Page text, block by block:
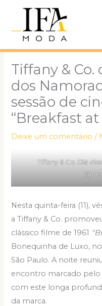
conteúdo
Tiffany & Co.
dos
sessão de
“Breakfast at
Deixe um comentário /
Tiffany & Co.Dia
Nesta quinta-feira (11),
a Tiffany & Co.
clássico filme de 1961
Bonequinha de Luxo,
São Paulo. A noite
encontro marcado pelo
com este longa
da marca.